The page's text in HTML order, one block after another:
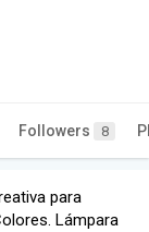
Followers 8
para
Lámpara